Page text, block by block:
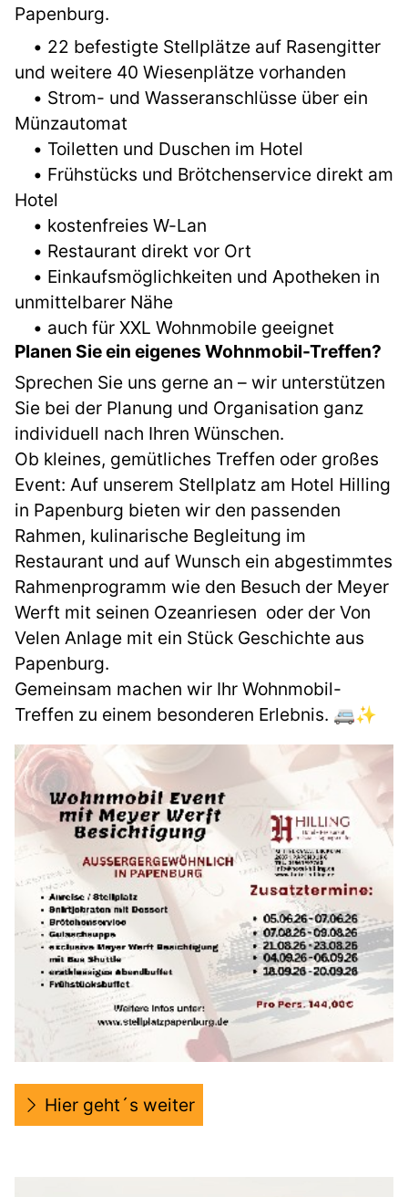
Papenburg.
• 22 befestigte Stellplätze auf Rasengitter
und weitere 40 Wiesenplätze vorhanden
• Strom- und Wasseranschlüsse über ein
Münzautomat
• Toiletten und Duschen im Hotel
• Frühstücks und Brötchenservice direkt am
Hotel
• kostenfreies W-Lan
• Restaurant direkt vor Ort
• Einkaufsmöglichkeiten und Apotheken in
unmittelbarer Nähe
• auch für XXL Wohnmobile geeignet
Planen Sie ein eigenes Wohnmobil-Treffen?
Sprechen Sie uns gerne an – wir unterstützen
Sie bei der Planung und Organisation ganz
individuell nach Ihren Wünschen.
Ob kleines, gemütliches Treffen oder großes
Event: Auf unserem Stellplatz am Hotel Hilling
in Papenburg bieten wir den passenden
Rahmen, kulinarische Begleitung im
Restaurant und auf Wunsch ein abgestimmtes
Rahmenprogramm wie den Besuch der Meyer
Werft mit seinen Ozeanriesen oder der Von
Velen Anlage mit ein Stück Geschichte aus
Papenburg.
Gemeinsam machen wir Ihr Wohnmobil-
Treffen zu einem besonderen Erlebnis. 🚐✨
Hier geht´s weiter